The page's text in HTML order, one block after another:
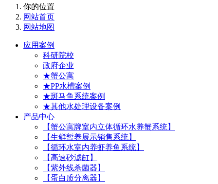
你的位置
网站首页
网站地图
应用案例
科研院校
政府企业
★蟹公寓
★PP水槽案例
★斑马鱼系统案例
★其他水处理设备案例
产品中心
【蟹公寓牌室内立体循环水养蟹系统】
【生鲜暂养展示销售系统】
【循环水室内养虾养鱼系统】
【高速砂滤缸】
【紫外线杀菌器】
【蛋白质分离器】